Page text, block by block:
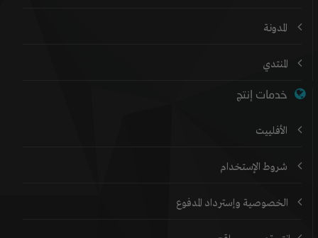
المدونة
المنتدي
خدمات إنتج
الأفلييت
شروط الإستخدام
الخصوصية وإسترداد المدفوع